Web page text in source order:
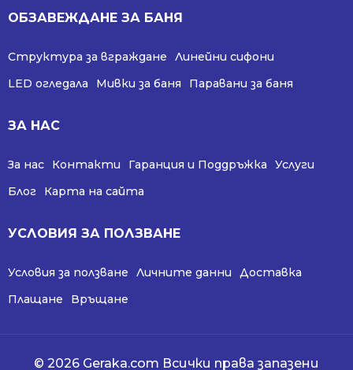
ОБЗАВЕЖДАНЕ ЗА БАНЯ
Структура за вграждане
Линейни сифони
LED огледала
Мивки за баня Паравани за баня
ЗА НАС
За нас Контакти Гаранция и Поддръжка
Услуги
Блог
Карта на сайта
УСЛОВИЯ ЗА ПОЛЗВАНЕ
Условия за ползване Личните данни
Доставка
Плащане
Връщане
© 2026 Geraka.com Всички права запазени